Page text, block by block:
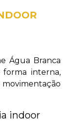
INDOOR_ONDE
Água Branca
forma interna,
indoor